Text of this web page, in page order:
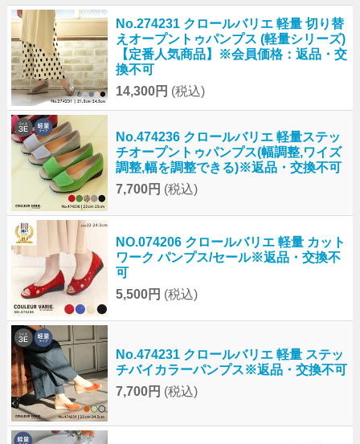
No.274231 クロールバリエ 軽量 切り替
えオープントゥパンプス (軽量シリーズ)
【定番人気商品】※会員価格：返品・交
換不可
14,300円 (税込)
No.474236 クロールバリエ 軽量ステッ
チオープントゥパンプス(幅調整,ワイズ
調整,幅を調整できる)※返品・交換不可
7,700円 (税込)
NO.074206 クロールバリエ 軽量 カット
ワーク パンプス/セール※返品・交換不
可
5,500円 (税込)
No.474231 クロールバリエ 軽量 ステッ
チバイカラーパンプス※返品・交換不可
7,700円 (税込)